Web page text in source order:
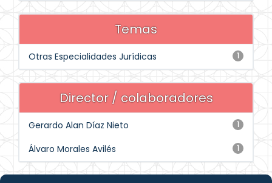
Temas
1
Otras Especialidades Jurídicas
Director / colaboradores
1
Gerardo Alan Díaz Nieto
1
Álvaro Morales Avilés